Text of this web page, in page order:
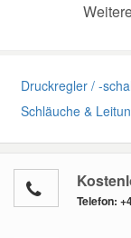
Druckregler / -
Schläuche &
Telefon: